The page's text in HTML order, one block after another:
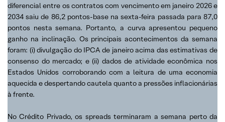
diferencial entre os contratos com vencimento em janeiro 2026 e
2034 saiu de 86,2 pontos-base na sexta-feira passada para 87,0
pontos nesta semana. Portanto, a curva apresentou pequeno
ganho na inclinação. Os principais acontecimentos da semana
foram: (i) divulgação do IPCA de janeiro acima das estimativas de
consenso do mercado; e (ii) dados de atividade econômica nos
Estados Unidos corroborando com a leitura de uma economia
aquecida e despertando cautela quanto a pressões inflacionárias
à frente.
No Crédito Privado, os spreads terminaram a semana perto da